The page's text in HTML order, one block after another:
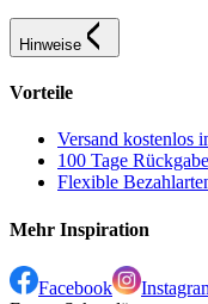
Hinweise
Vorteile
Versand kostenlos
100 Tage
Flexible
Mehr Inspiration
Facebook